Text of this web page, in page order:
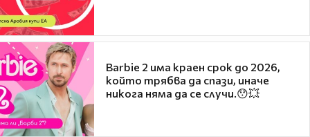
Barbie 2 има краен срок до 2026,
който трябва да спази, иначе
никога няма да се случи.😯💥